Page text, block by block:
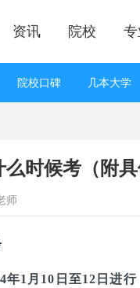
资讯 院校 专
院校口碑 几本大学
考试卷 满分作文
时候考（附具
师
1月10日至12日进